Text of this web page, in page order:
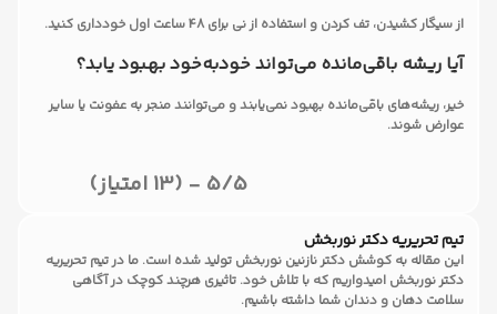
از سیگار کشیدن، تف کردن و استفاده از نی برای 48 ساعت اول خودداری کنید.
آیا ریشه باقی‌مانده می‌تواند خودبه‌خود بهبود یابد؟
خیر، ریشه‌های باقی‌مانده بهبود نمی‌یابند و می‌توانند منجر به عفونت یا سایر
عوارض شوند.
5/5 - (13 امتیاز)
تیم تحریریه دکتر نوربخش
این مقاله به کوشش دکتر نازنین نوربخش تولید شده است. ما در تیم تحریریه
دکتر نوربخش امیدواریم که با تلاش خود. تاثیری هرچند کوچک در آگاهی
سلامت دهان و دندان شما داشته باشیم.